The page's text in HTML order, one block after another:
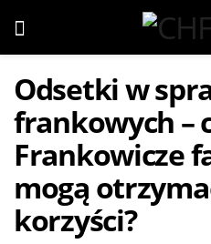
Odsetki w
frankowych –
Frankowicze
mogą
korzyści?